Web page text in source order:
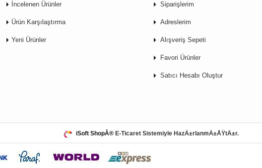
İncelenen Ürünler
Ürün Karşılaştırma
Yeni Ürünler
Siparişlerim
Adreslerim
Alışveriş Sepeti
Favori Ürünler
Satıcı Hesabı Oluştur
iSoft ShopÂ® E-Ticaret Sistemiyle HazÄ±rlanmÄ±ÅŸtÄ±r.